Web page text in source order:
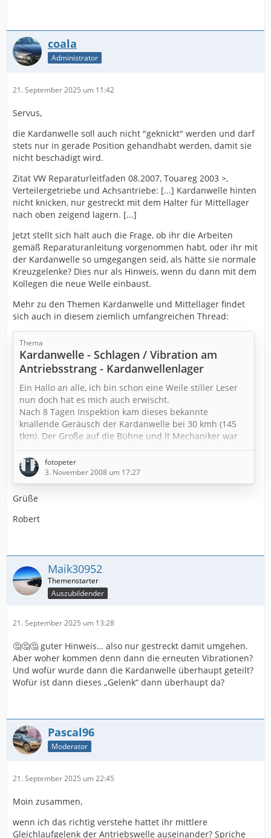
coala
Administrator
21. September 2025 um 11:42
Servus,
die Kardanwelle soll auch nicht "geknickt" werden und darf
stets nur in gerade Position gehandhabt werden, damit sie
nicht beschädigt wird.
Zitat VW Reparaturleitfaden 08.2007, Touareg 2003 >,
Verteilergetriebe und Achsantriebe: [...] Kardanwelle hinten
nicht knicken, nur gestreckt mit dem Halter für Mittellager
nach oben zeigend lagern. [...]
Jetzt stellt sich halt auch die Frage, ob ihr die Arbeiten
gemäß Reparaturanleitung vorgenommen habt, oder ihr mit
der Kardanwelle so umgegangen seid, als hätte sie normale
Kreuzgelenke? Dies nur als Hinweis, wenn du dann mit dem
Kollegen die neue Welle einbaust.
Mehr zu den Themen Kardanwelle und Mittellager findet
sich auch in diesem ziemlich umfangreichen Thread:
Thema
Kardanwelle - Schlagen / Vibration am
Antriebsstrang - Kardanwellenlager
Ein Hallo an alle, ich bin schon eine Weile stiller Leser
nun doch hat es mich auch erwischt.
Nach 8 Tagen Inspektion kam dieses bekannte
knallende Geräusch der Kardanwelle bei 30 kmh (145
tkm). Der Große auf die Bühne und lt Mechaniker war
nur das mittlere Gummilager defekt ansonsten alles ok.
Nun soll trotzdem die gesamte Kardanwelle getauscht
werden, da es dieses Lager nicht einzeln geben soll, so
mein Meister. Ist dem so oder weiß jemnand etwas
mehr (Bestellnummer oder ähnliches ) .
fotopeter
3. November 2008 um 17:27
Grüße
Robert
Maik30952
Auszubildender
21. September 2025 um 13:28
🤔🤔🤔 guter Hinweis… also nur gestreckt damit umgehen.
Aber woher kommen denn dann die erneuten Vibrationen?
Und wofür wurde dann die Kardanwelle überhaupt geteilt?
Wofür ist dann dieses „Gelenk“ dann überhaupt da?
Pascal96
Moderator
21. September 2025 um 22:45
Moin zusammen,
wenn ich das richtig verstehe hattet ihr mittlere
Gleichlaufgelenk der Antriebswelle auseinander? Spriche